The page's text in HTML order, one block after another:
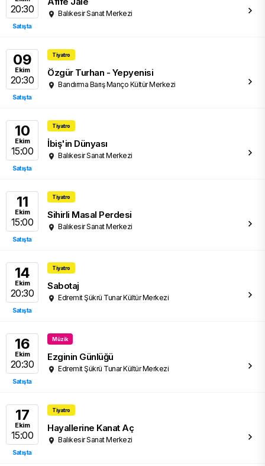
20:30
Satışta
Balıkesir Sanat Merkezi
09
Ekim
20:30
Satışta
Tiyatro
Özgür Turhan - Yepyenisi
Bandırma Barış Manço Kültür Merkezi
10
Ekim
15:00
Satışta
Tiyatro
İbiş'in Dünyası
Balıkesir Sanat Merkezi
11
Ekim
15:00
Satışta
Tiyatro
Sihirli Masal Perdesi
Balıkesir Sanat Merkezi
14
Ekim
20:30
Satışta
Tiyatro
Sabotaj
Edremit Şükrü Tunar Kültür Merkezi
16
Ekim
20:30
Satışta
Müzik
Ezginin Günlüğü
Edremit Şükrü Tunar Kültür Merkezi
17
Ekim
15:00
Satışta
Tiyatro
Hayallerine Kanat Aç
Balıkesir Sanat Merkezi